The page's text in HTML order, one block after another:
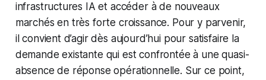
infrastructures IA et accéder à de nouveaux
marchés en très forte croissance. Pour y parvenir,
il convient d’agir dès aujourd’hui pour satisfaire la
demande existante qui est confrontée à une quasi-
absence de réponse opérationnelle. Sur ce point,